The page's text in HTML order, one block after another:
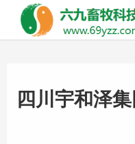
四川宇和泽